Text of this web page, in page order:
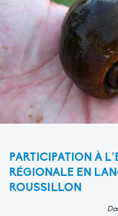
PARTICIPATION À
RÉGIONALE EN
ROUSSILLON